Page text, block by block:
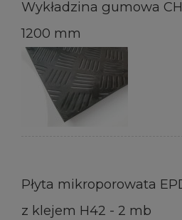
Wykładzina gumowa
1200 mm
Płyta mikroporowata
z klejem H42 - 2 mb